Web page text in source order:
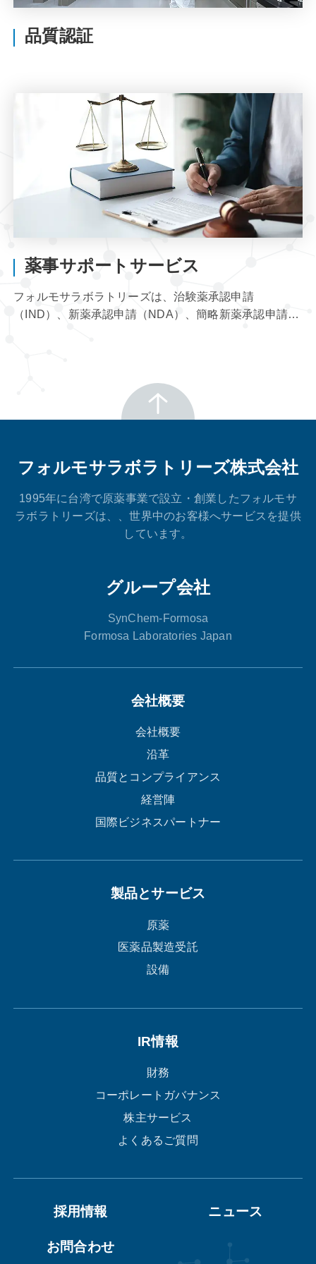
品質認証
薬事サポートサービス
フォルモサラボラトリーズは、治験薬承認申請
（IND）、新薬承認申請（NDA）、簡略新薬承認申請
フォルモサラボラトリーズ株式会社
1995年に台湾で原薬事業で設立・創業したフォルモサ
ラボラトリーズは、、世界中のお客様へサービスを提供
しています。
グループ会社
SynChem-Formosa
Formosa Laboratories Japan
会社概要
会社概要
沿革
品質とコンプライアンス
経営陣
国際ビジネスパートナー
製品とサービス
原薬
医薬品製造受託
設備
IR情報
財務
コーポレートガバナンス
株主サービス
よくあるご質問
採用情報 ニュース
お問合わせ